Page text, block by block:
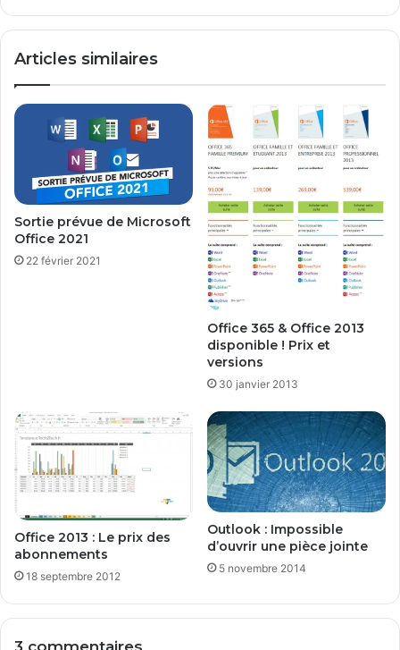
Articles similaires
Sortie prévue de Microsoft
Office 2021
22 février 2021
Office 365 & Office 2013
disponible ! Prix et
versions
30 janvier 2013
Office 2013 : Le prix des
abonnements
18 septembre 2012
Outlook : Impossible
d’ouvrir une pièce jointe
5 novembre 2014
3 commentaires